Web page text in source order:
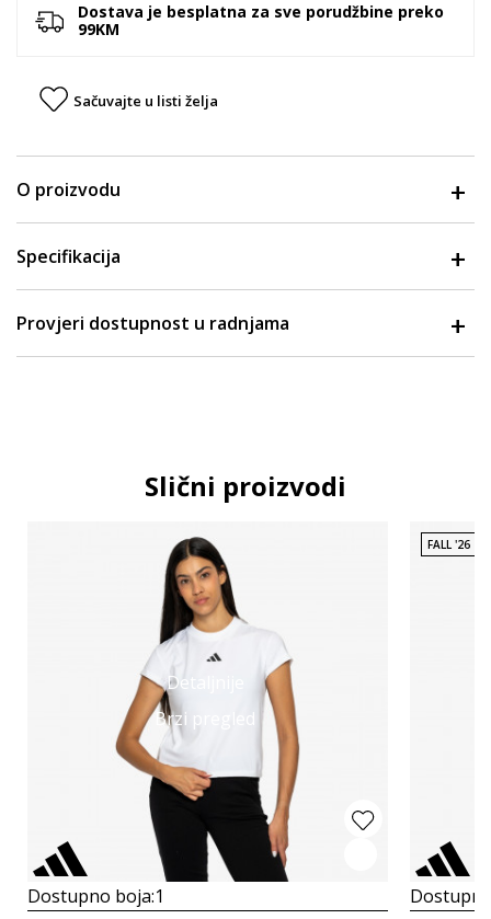
Dostava je besplatna za sve porudžbine preko
99KM
Sačuvajte u listi želja
O proizvodu
Specifikacija
Provjeri dostupnost u radnjama
Slični proizvodi
Detaljnije
Brzi pregled
Dostupno boja:1
FALL '26